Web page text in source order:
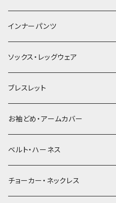
簪
インナーパンツ
ソックス・レッグウェア
ブレスレット
お袖どめ・アームカバー
ベルト・ハーネス
チョーカー・ネックレス